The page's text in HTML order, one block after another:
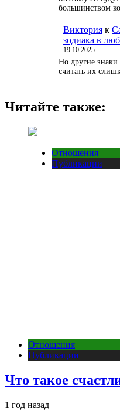
большинством
Виктория к
зодиака в
19.10.2025
Но другие знаки
считать их
Читайте также:
Отношения
Публикации
Отношения
Публикации
Что такое
1 год назад